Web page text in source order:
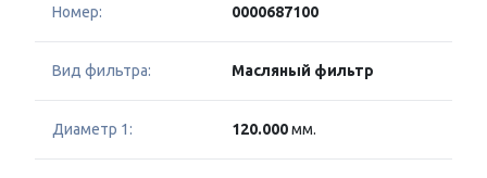
Номер: 0000687100
Вид фильтра: Масляный фильтр
Диаметр 1: 120.000мм.